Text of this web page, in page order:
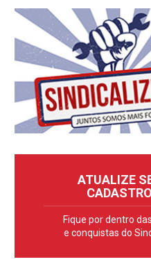
ATUALIZE
CADASTRO
Fique por dentro
e conquistas do